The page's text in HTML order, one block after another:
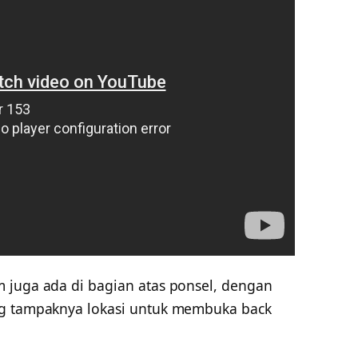
juga ada di bagian atas ponsel, dengan
tampaknya lokasi untuk membuka back